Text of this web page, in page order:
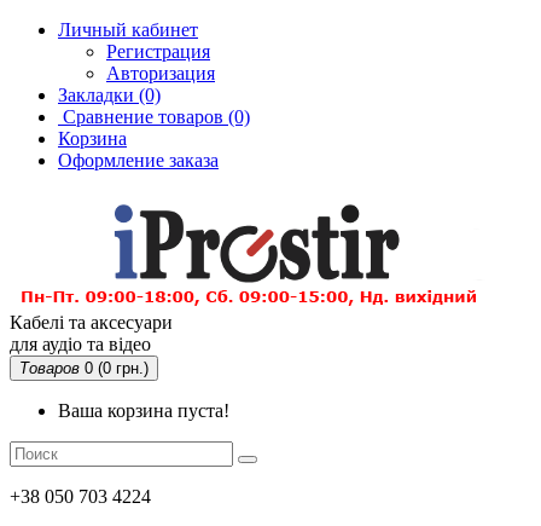
Личный кабинет
Регистрация
Авторизация
Закладки (0)
Сравнение товаров (0)
Корзина
Оформление заказа
Кабелі та аксесуари
для аудіо та відео
Товаров 0 (0 грн.)
Ваша корзина пуста!
+38 050 703 4224